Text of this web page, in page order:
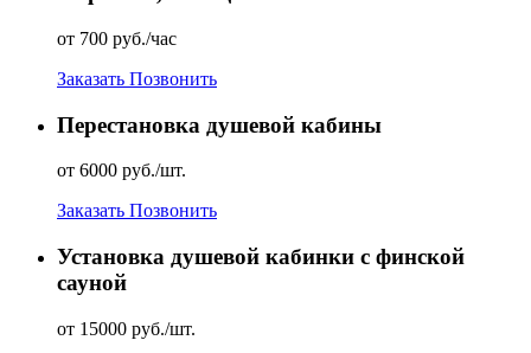
от 700 руб./час
Заказать Позвонить
Перестановка душевой кабины
от 6000 руб./шт.
Заказать Позвонить
Установка душевой кабинки с финской
сауной
от 15000 руб./шт.